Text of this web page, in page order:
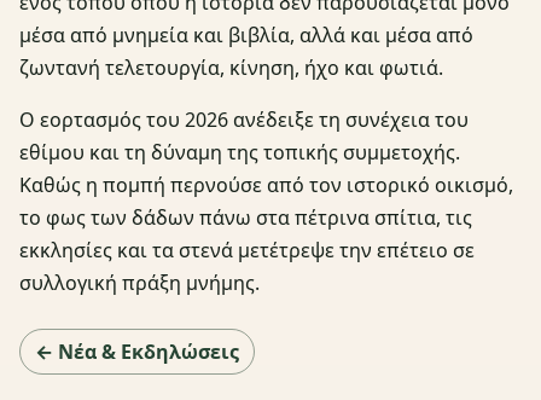
μέσα από μνημεία και βιβλία, αλλά και μέσα από
ζωντανή τελετουργία, κίνηση, ήχο και φωτιά.
Ο εορτασμός του 2026 ανέδειξε τη συνέχεια του
εθίμου και τη δύναμη της τοπικής συμμετοχής.
Καθώς η πομπή περνούσε από τον ιστορικό οικισμό,
το φως των δάδων πάνω στα πέτρινα σπίτια, τις
εκκλησίες και τα στενά μετέτρεψε την επέτειο σε
συλλογική πράξη μνήμης.
← Νέα & Εκδηλώσεις